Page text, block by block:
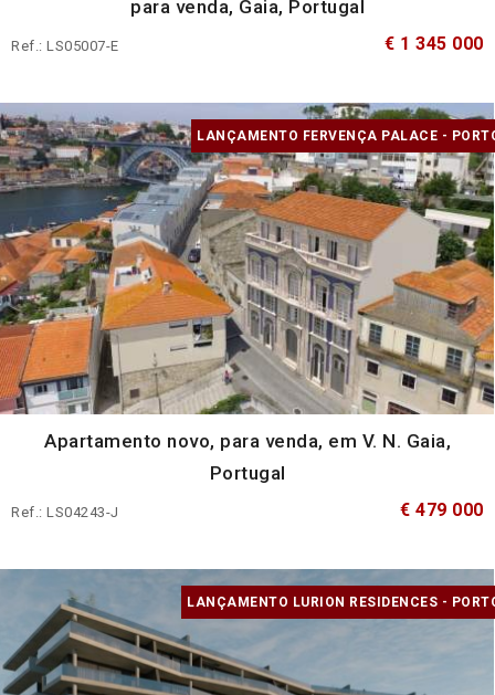
para venda, Gaia, Portugal
Ref.: LS05007-E € 1 345 000
LANÇAMENTO FERVENÇA PALACE -
Apartamento novo, para venda, em V. N. Gaia,
Portugal
Ref.: LS04243-J € 479 000
LANÇAMENTO LURION RESIDENCES -